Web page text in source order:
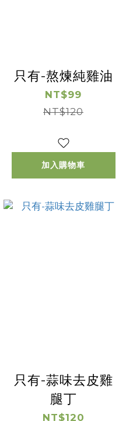
只有-熬煉純雞油
NT$99
NT$120
加入購物車
只有-蒜味去皮雞
腿丁
NT$120